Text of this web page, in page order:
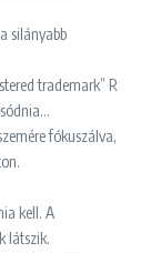
silányabb
trademark” R
fókuszálva,
kell. A
látszik.